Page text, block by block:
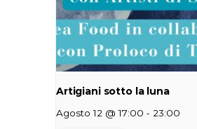
Artigiani sotto la luna
Agosto 12 @ 17:00 - 23:00